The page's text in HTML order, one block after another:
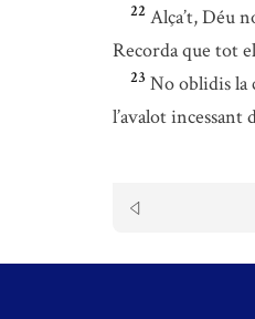
22 Alça’t, Déu
Recorda que tot
23 No oblidis la
l’avalot incessant